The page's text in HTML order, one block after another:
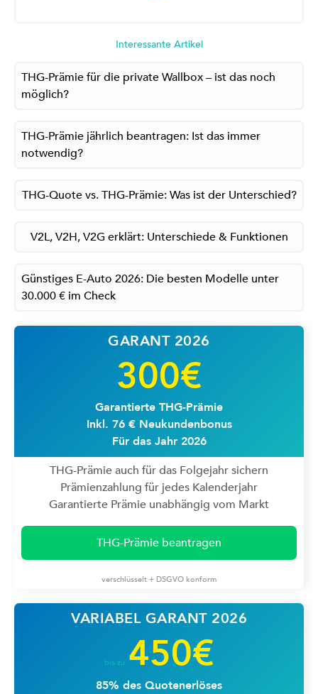
Interessante Artikel
THG-Prämie für die private Wallbox – ist das noch
möglich?
THG-Prämie jährlich beantragen: Ist das immer
notwendig?
THG-Quote vs. THG-Prämie: Was ist der Unterschied?
V2L, V2H, V2G erklärt: Unterschiede & Funktionen
Günstiges E-Auto 2026: Die besten Modelle unter
30.000 € im Check
GARANT 2026
300€
Garantierte THG-Prämie
Inkl. 76 € Neukundenbonus
Für das Jahr 2026
THG-Prämie auch für das Folgejahr sichern
Prämienzahlung für jedes Kalenderjahr
Garantierte Prämie unabhängig vom Markt
THG-Prämie beantragen
verschlüsselt + DSGVO konform
VARIABEL GARANT 2026
bis zu450€
85% des Quotenerlöses